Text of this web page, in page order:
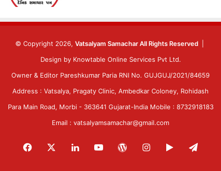
© Copyright 2026, Vatsalyam Samachar All Rights Reserved
Design by Knowtable Online Services Pvt Ltd.
Owner & Editor Pareshkumar Paria RNI No. GUJGUJ/2021/84659
Address : Vatsalya, Pragaty Clinic, Ambedkar Coloney, Rohidash
Para Main Road, Morbi - 363641 Gujarat-India Mobile : 8732918183
Email : vatsalyamsamachar@gmail.com
Facebook LinkedInYouTubeWordPressInstagram
Google